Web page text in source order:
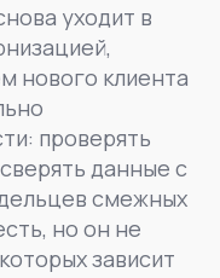
уходит в
нового клиента
проверять
данные с
смежных
но он не
зависит